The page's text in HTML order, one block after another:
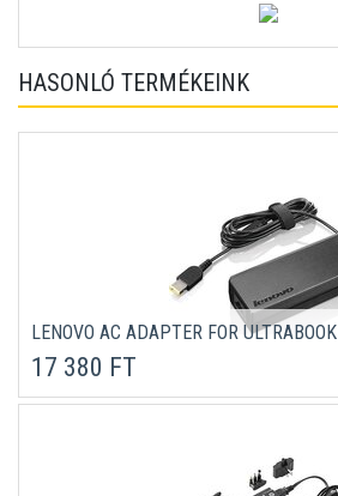
HASONLÓ TERMÉKEINK
LENOVO AC ADAPTER FOR ULTRABOOK
17 380 FT